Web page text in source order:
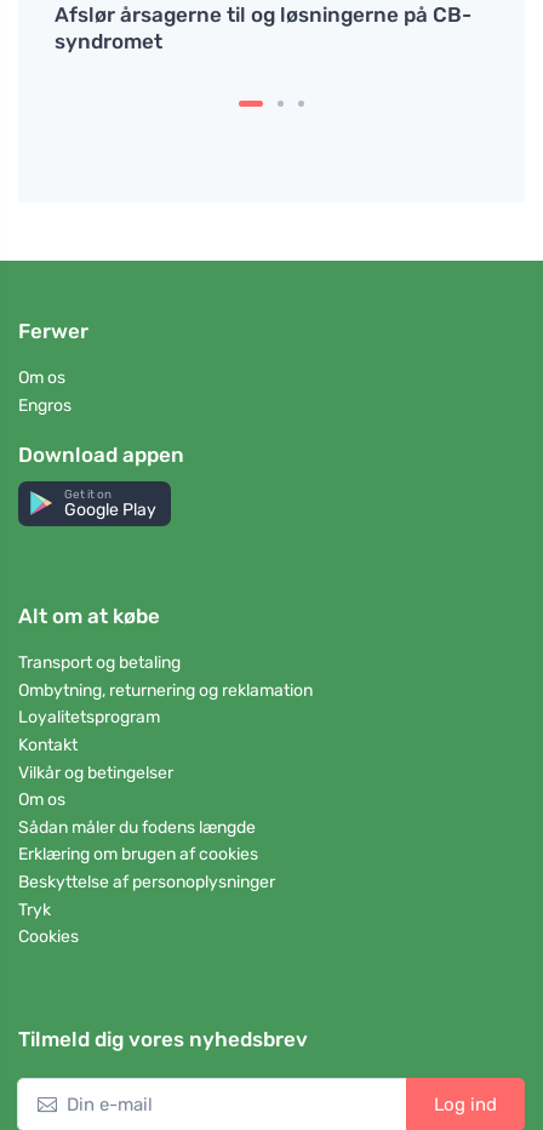
Afslør årsagerne til og løsningerne på CB-
syndromet
Ferwer
Om os
Engros
Download appen
Get it on
Google Play
Alt om at købe
Transport og betaling
Ombytning, returnering og reklamation
Loyalitetsprogram
Kontakt
Vilkår og betingelser
Om os
Sådan måler du fodens længde
Erklæring om brugen af cookies
Beskyttelse af personoplysninger
Tryk
Cookies
Tilmeld dig vores nyhedsbrev
Log ind